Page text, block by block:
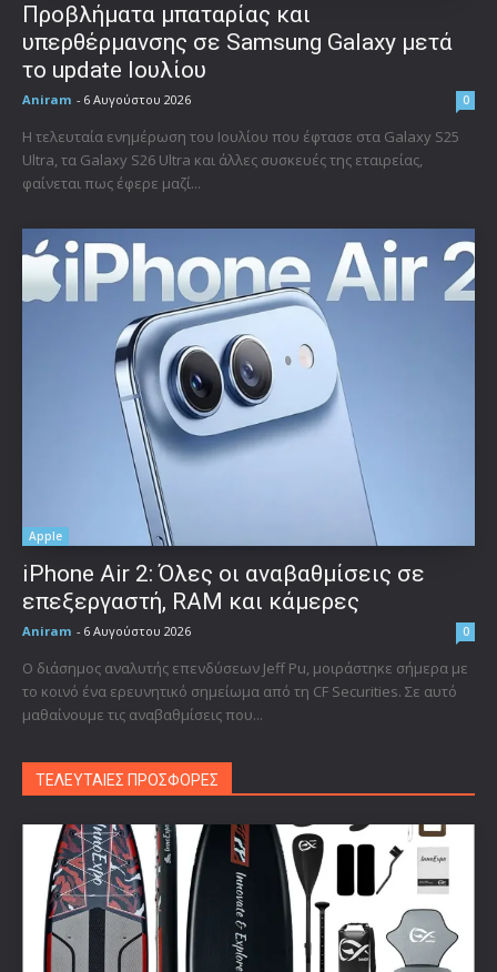
Προβλήματα μπαταρίας και
υπερθέρμανσης σε Samsung Galaxy μετά
το update Ιουλίου
Aniram - 6 Αυγούστου 2026 0
Η τελευταία ενημέρωση του Ιουλίου που έφτασε στα Galaxy S25
Ultra, τα Galaxy S26 Ultra και άλλες συσκευές της εταιρείας,
φαίνεται πως έφερε μαζί...
Apple
iPhone Air 2: Όλες οι αναβαθμίσεις σε
επεξεργαστή, RAM και κάμερες
Aniram - 6 Αυγούστου 2026 0
Ο διάσημος αναλυτής επενδύσεων Jeff Pu, μοιράστηκε σήμερα με
το κοινό ένα ερευνητικό σημείωμα από τη CF Securities. Σε αυτό
μαθαίνουμε τις αναβαθμίσεις που...
ΤΕΛΕΥΤΑΙΕΣ ΠΡΟΣΦΟΡΕΣ